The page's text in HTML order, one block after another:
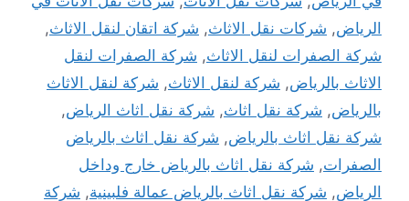
الرياض, شركات نقل الاثاث, شركة اتقان لنقل الاثاث,
شركة الصفرات لنقل الاثاث, شركة الصفرات لنقل
الاثاث بالرياض, شركة لنقل الاثاث, شركة لنقل الاثاث
بالرياض, شركة نقل اثاث, شركة نقل اثاث الرياض,
شركة نقل اثاث بالرياض, شركة نقل اثاث بالرياض
الصفرات, شركة نقل اثاث بالرياض خارج وداخل
الرياض, شركة نقل اثاث بالرياض عمالة فلبينية, شركة